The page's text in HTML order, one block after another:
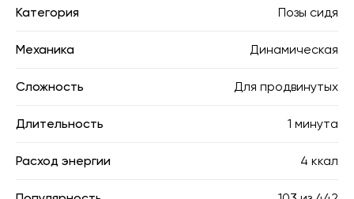
Категория Позы сидя
Механика Динамическая
Сложность Для продвинутых
Длительность 1 минута
Расход энергии 4 ккал